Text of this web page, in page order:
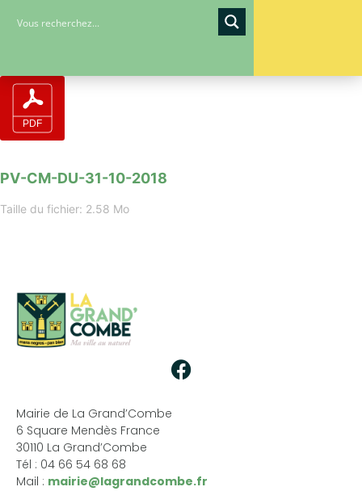
PV-CM-DU-31-10-2018
Taille du fichier: 2.58 Mo
Mairie de La Grand’Combe
6 Square Mendès France
30110 La Grand’Combe
Tél : 04 66 54 68 68
Mail : mairie@lagrandcombe.fr